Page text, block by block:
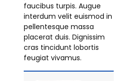
faucibus turpis. Augue
interdum velit euismod in
pellentesque massa
placerat duis. Dignissim
cras tincidunt lobortis
feugiat vivamus.